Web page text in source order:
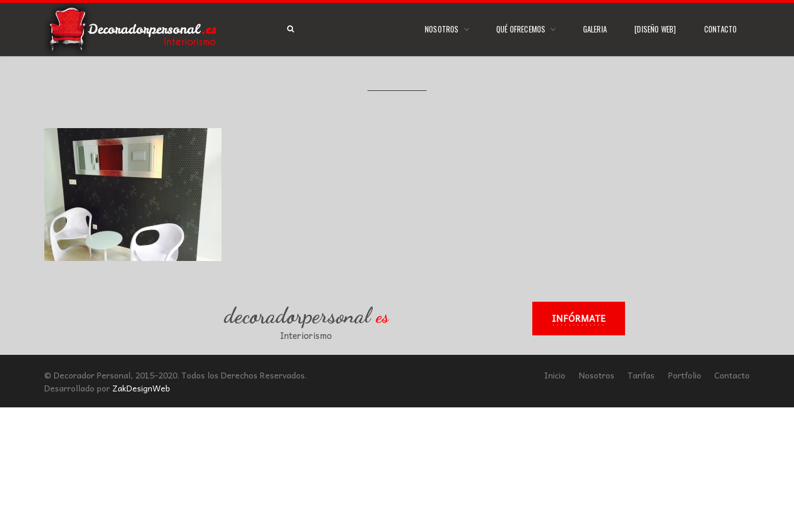
NOSOTROS QUÉ OFRECEMOS GALERIA [DISEÑO WEB] CONTACTO
decoradorpersonales
Interiorismo
INFÓRMATE
© Decorador Personal, 2015-2020. Todos los Derechos Reservados.
Desarrollado por ZakDesignWeb
Inicio Nosotros Tarifas Portfolio Contacto